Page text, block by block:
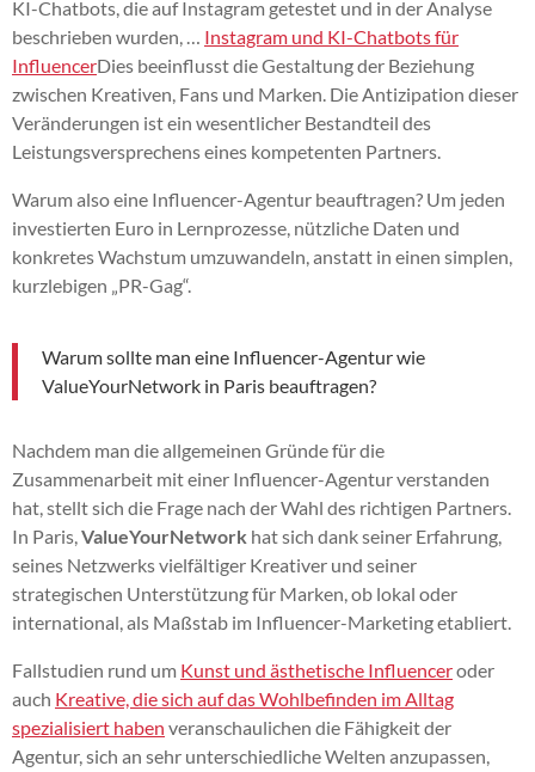
KI-Chatbots, die auf Instagram getestet und in der Analyse
beschrieben wurden, … Instagram und KI-Chatbots für
InfluencerDies beeinflusst die Gestaltung der Beziehung
zwischen Kreativen, Fans und Marken. Die Antizipation dieser
Veränderungen ist ein wesentlicher Bestandteil des
Leistungsversprechens eines kompetenten Partners.
Warum also eine Influencer-Agentur beauftragen? Um jeden
investierten Euro in Lernprozesse, nützliche Daten und
konkretes Wachstum umzuwandeln, anstatt in einen simplen,
kurzlebigen „PR-Gag“.
Warum sollte man eine Influencer-Agentur wie
ValueYourNetwork in Paris beauftragen?
Nachdem man die allgemeinen Gründe für die
Zusammenarbeit mit einer Influencer-Agentur verstanden
hat, stellt sich die Frage nach der Wahl des richtigen Partners.
In Paris,ValueYourNetwork hat sich dank seiner Erfahrung,
seines Netzwerks vielfältiger Kreativer und seiner
strategischen Unterstützung für Marken, ob lokal oder
international, als Maßstab im Influencer-Marketing etabliert.
Fallstudien rund um Kunst und ästhetische Influenceroder
auch Kreative, die sich auf das Wohlbefinden im Alltag
spezialisiert haben veranschaulichen die Fähigkeit der
Agentur, sich an sehr unterschiedliche Welten anzupassen,